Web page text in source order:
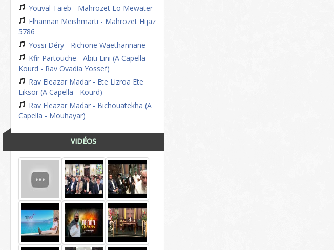
Youval Taieb - Mahrozet Lo Mewater
Elhannan Meishmarti - Mahrozet Hijaz
5786
Yossi Déry - Richone Waethannane
Kfir Partouche - Abiti Eini (A Capella -
Kourd - Rav Ovadia Yossef)
Rav Eleazar Madar - Ete Lizroa Ete
Liksor (A Capella - Kourd)
Rav Eleazar Madar - Bichouatekha (A
Capella - Mouhayar)
VIDÉOS